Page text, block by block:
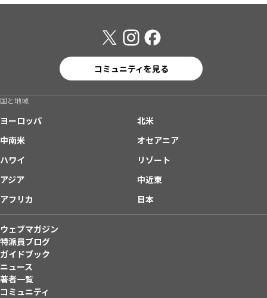
コミュニティを見る
国と地域
ヨーロッパ
北米
中南米
オセアニア
ハワイ
リゾート
アジア
中近東
アフリカ
日本
ウェブマガジン
特派員ブログ
ガイドブック
ニュース
著者一覧
コミュニティ